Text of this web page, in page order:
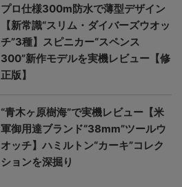
プロ仕様300m防水で薄型デザイン
【新常識“スリム・ダイバーズウオッ
チ”3種】スピニカー“スペンス
300”新作モデルを実機レビュー【修
正版】
“青木ヶ原樹海”で実機レビュー【米
軍御用達ブランド“38mm”ツールウ
オッチ】ハミルトン“カーキ”コレク
ションを深掘り